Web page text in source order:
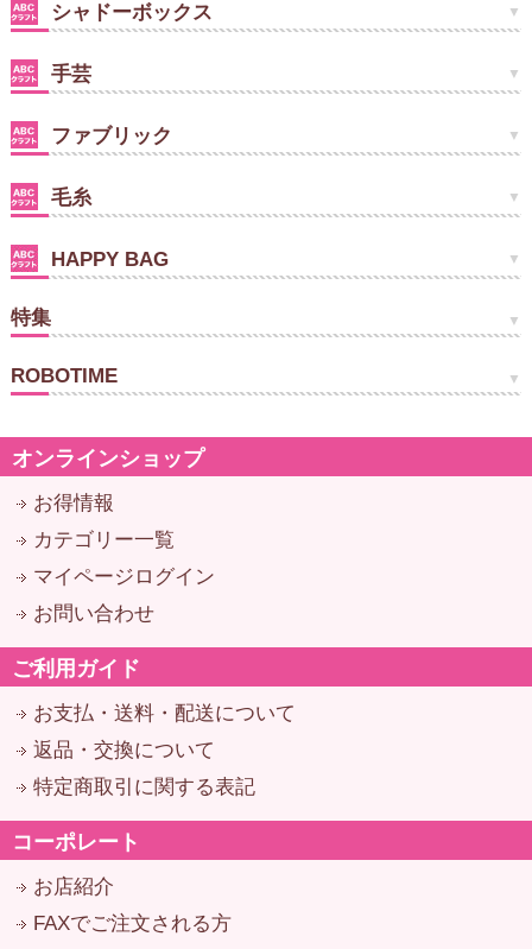
シャドーボックス
手芸
ファブリック
毛糸
HAPPY BAG
特集
ROBOTIME
オンラインショップ
お得情報
カテゴリー一覧
マイページログイン
お問い合わせ
ご利用ガイド
お支払・送料・配送について
返品・交換について
特定商取引に関する表記
コーポレート
お店紹介
FAXでご注文される方